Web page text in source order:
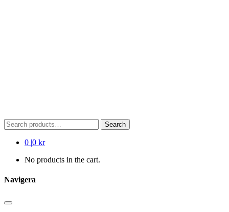
Search
for:
Search
0 |0 kr
No products in the cart.
Navigera